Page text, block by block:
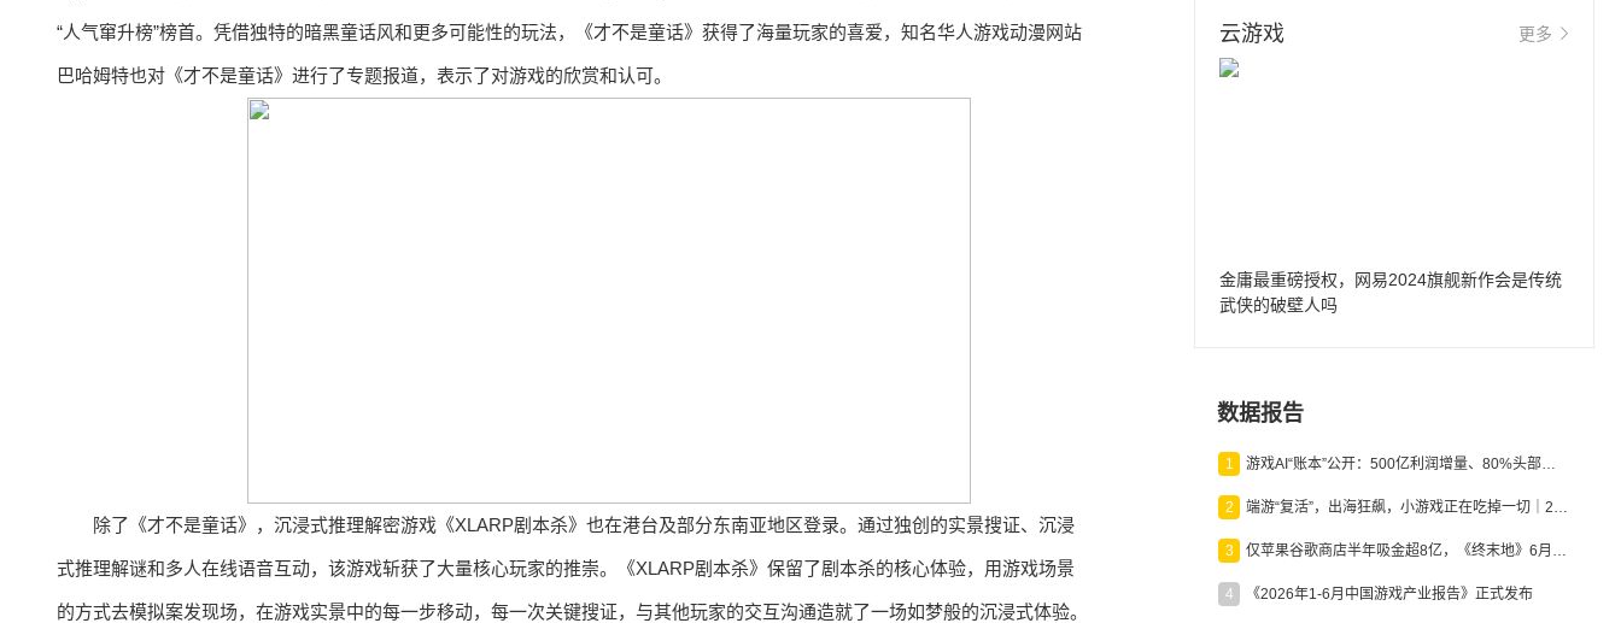
“人气窜升榜”榜首。凭借独特的暗黑童话风和更多可能性的玩法，《才不是童话》获得了海量玩家的喜爱，知名华人游戏动漫网站
巴哈姆特也对《才不是童话》进行了专题报道，表示了对游戏的欣赏和认可。
除了《才不是童话》，沉浸式推理解密游戏《XLARP剧本杀》也在港台及部分东南亚地区登录。通过独创的实景搜证、沉浸
式推理解谜和多人在线语音互动，该游戏斩获了大量核心玩家的推崇。《XLARP剧本杀》保留了剧本杀的核心体验，用游戏场景
的方式去模拟案发现场，在游戏实景中的每一步移动，每一次关键搜证，与其他玩家的交互沟通造就了一场如梦般的沉浸式体验。
云游戏 更多
金庸最重磅授权，网易2024旗舰新作会是传统
武侠的破壁人吗
数据报告
1 游戏AI“账本”公开：500亿利润增量、80%头部入局，谁在闷声发财？
2 端游“复活”，出海狂飙，小游戏正在吃掉一切｜2026上半年产业报告
3 仅苹果谷歌商店半年吸金超8亿，《终末地》6月份收入显著回暖
4 《2026年1-6月中国游戏产业报告》正式发布